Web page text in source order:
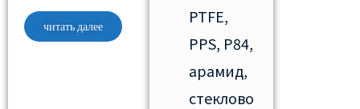
читать далее
PTFE,
PPS, P84,
арамид,
стеклово